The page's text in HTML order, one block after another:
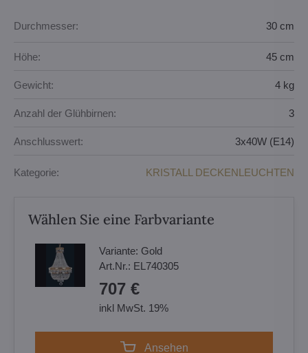
Durchmesser: 30 cm
Höhe: 45 cm
Gewicht: 4 kg
Anzahl der Glühbirnen: 3
Anschlusswert: 3x40W (E14)
Kategorie: KRISTALL DECKENLEUCHTEN
Wählen Sie eine Farbvariante
Variante: Gold
Art.Nr.: EL740305
707 €
inkl MwSt. 19%
Ansehen